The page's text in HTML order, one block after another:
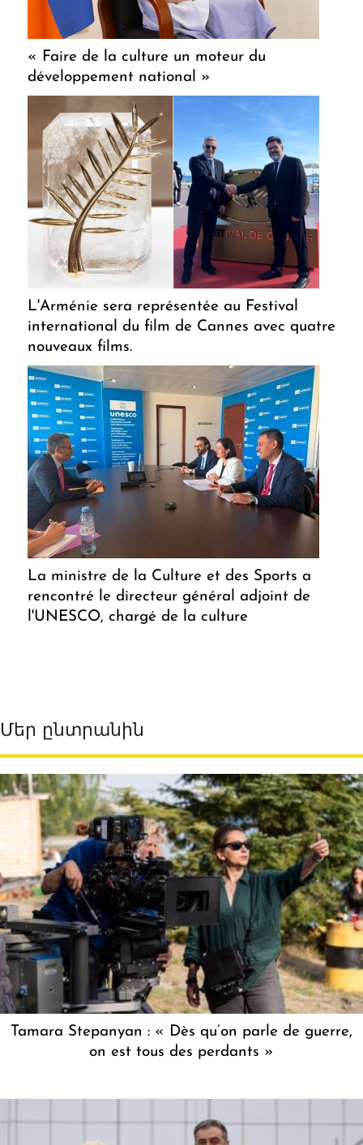
« Faire de la culture un moteur du
développement national »
L'Arménie sera représentée au Festival
international du film de Cannes avec quatre
nouveaux films.
La ministre de la Culture et des Sports a
rencontré le directeur général adjoint de
l'UNESCO, chargé de la culture
Մեր ընտրանին
Tamara Stepanyan : « Dès qu’on parle de guerre,
on est tous des perdants »